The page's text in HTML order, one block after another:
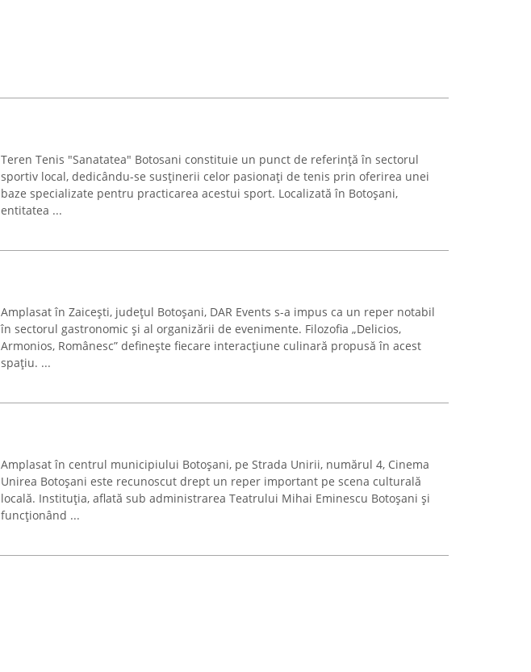
Teren Tenis "Sanatatea" Botosani constituie un punct de referință în sectorul
sportiv local, dedicându-se susținerii celor pasionați de tenis prin oferirea unei
baze specializate pentru practicarea acestui sport. Localizată în Botoșani,
entitatea ...
Amplasat în Zaicești, județul Botoșani, DAR Events s-a impus ca un reper notabil
în sectorul gastronomic și al organizării de evenimente. Filozofia „Delicios,
Armonios, Românesc” definește fiecare interacțiune culinară propusă în acest
spațiu. ...
Amplasat în centrul municipiului Botoșani, pe Strada Unirii, numărul 4, Cinema
Unirea Botoșani este recunoscut drept un reper important pe scena culturală
locală. Instituția, aflată sub administrarea Teatrului Mihai Eminescu Botoșani și
funcționând ...